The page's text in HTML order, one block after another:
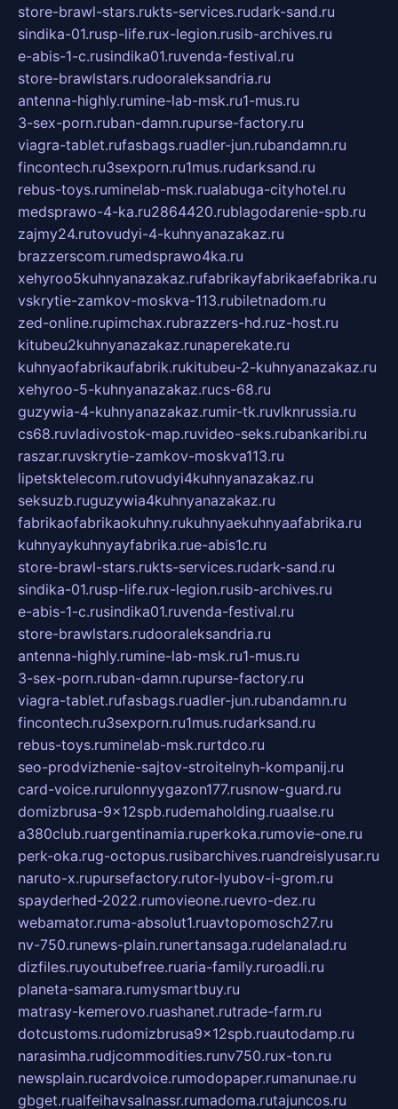
store-brawl-stars.rukts-services.rudark-sand.ru
sindika-01.rusp-life.rux-legion.rusib-archives.ru
e-abis-1-c.rusindika01.ruvenda-festival.ru
store-brawlstars.rudooraleksandria.ru
antenna-highly.rumine-lab-msk.ru1-mus.ru
3-sex-porn.ruban-damn.rupurse-factory.ru
viagra-tablet.rufasbags.ruadler-jun.rubandamn.ru
fincontech.ru3sexporn.ru1mus.rudarksand.ru
rebus-toys.ruminelab-msk.rualabuga-cityhotel.ru
medsprawo-4-ka.ru2864420.rublagodarenie-spb.ru
zajmy24.rutovudyi-4-kuhnyanazakaz.ru
brazzerscom.rumedsprawo4ka.ru
xehyroo5kuhnyanazakaz.rufabrikayfabrikaefabrika.ru
vskrytie-zamkov-moskva-113.rubiletnadom.ru
zed-online.rupimchax.rubrazzers-hd.ruz-host.ru
kitubeu2kuhnyanazakaz.runaperekate.ru
kuhnyaofabrikaufabrik.rukitubeu-2-kuhnyanazakaz.ru
xehyroo-5-kuhnyanazakaz.rucs-68.ru
guzywia-4-kuhnyanazakaz.rumir-tk.ruvlknrussia.ru
cs68.ruvladivostok-map.ruvideo-seks.rubankaribi.ru
raszar.ruvskrytie-zamkov-moskva113.ru
lipetsktelecom.rutovudyi4kuhnyanazakaz.ru
seksuzb.ruguzywia4kuhnyanazakaz.ru
fabrikaofabrikaokuhny.rukuhnyaekuhnyaafabrika.ru
kuhnyaykuhnyayfabrika.rue-abis1c.ru
store-brawl-stars.rukts-services.rudark-sand.ru
sindika-01.rusp-life.rux-legion.rusib-archives.ru
e-abis-1-c.rusindika01.ruvenda-festival.ru
store-brawlstars.rudooraleksandria.ru
antenna-highly.rumine-lab-msk.ru1-mus.ru
3-sex-porn.ruban-damn.rupurse-factory.ru
viagra-tablet.rufasbags.ruadler-jun.rubandamn.ru
fincontech.ru3sexporn.ru1mus.rudarksand.ru
rebus-toys.ruminelab-msk.rurtdco.ru
seo-prodvizhenie-sajtov-stroitelnyh-kompanij.ru
card-voice.rurulonnyygazon177.rusnow-guard.ru
domizbrusa-9x12spb.rudemaholding.ruaalse.ru
a380club.ruargentinamia.ruperkoka.rumovie-one.ru
perk-oka.rug-octopus.rusibarchives.ruandreislyusar.ru
naruto-x.rupursefactory.rutor-lyubov-i-grom.ru
spayderhed-2022.rumovieone.ruevro-dez.ru
webamator.ruma-absolut1.ruavtopomosch27.ru
nv-750.runews-plain.runertansaga.rudelanalad.ru
dizfiles.ruyoutubefree.ruaria-family.ruroadli.ru
planeta-samara.rumysmartbuy.ru
matrasy-kemerovo.ruashanet.rutrade-farm.ru
dotcustoms.rudomizbrusa9x12spb.ruautodamp.ru
narasimha.rudjcommodities.runv750.rux-ton.ru
newsplain.rucardvoice.rumodopaper.rumanunae.ru
gbget.rualfeihavsalnassr.rumadoma.rutajuncos.ru